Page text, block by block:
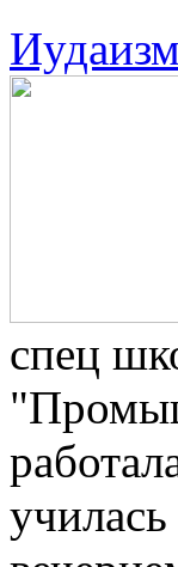
Иудаизм
спец